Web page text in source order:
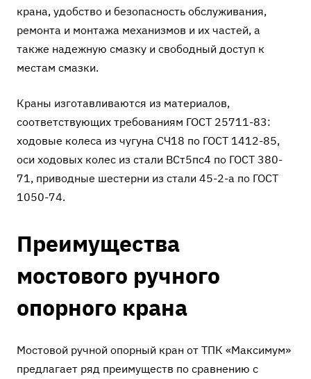
крана, удобство и безопасность обслуживания,
ремонта и монтажа механизмов и их частей, а
также надежную смазку и свободный доступ к
местам смазки.
Краны изготавливаются из материалов,
соответствующих требованиям ГОСТ 25711-83:
ходовые колеса из чугуна СЧ18 по ГОСТ 1412-85,
оси ходовых колес из стали ВСт5пс4 по ГОСТ 380-
71, приводные шестерни из стали 45-2-а по ГОСТ
1050-74.
Преимущества
мостового ручного
опорного крана
Мостовой ручной опорный кран от ТПК «Максимум»
предлагает ряд преимуществ по сравнению с